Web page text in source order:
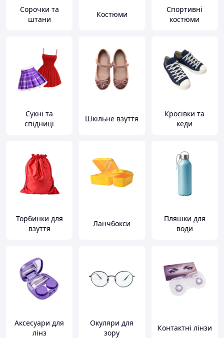
Сорочки та
штани
Костюми
Спортивні
костюми
Сукні та
спідниці
Шкільне взуття
Кросівки та
кеди
Торбинки для
взуття
Ланчбокси
Пляшки для
води
Аксесуари для
лінз
Окуляри для
зору
Контактні лінзи